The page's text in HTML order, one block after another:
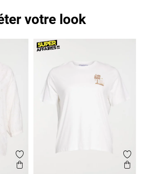
votre look
Ajouter aux favoris
Aperçu rapide